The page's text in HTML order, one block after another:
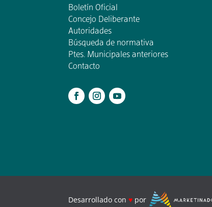
Boletín Oficial
Concejo Deliberante
Autoridades
Búsqueda de normativa
Ptes. Municipales anteriores
Contacto
Desarrollado con ♥ por